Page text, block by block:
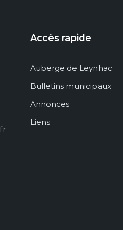
Accès rapide
Auberge de Leynhac
Bulletins municipaux
Annonces
Liens